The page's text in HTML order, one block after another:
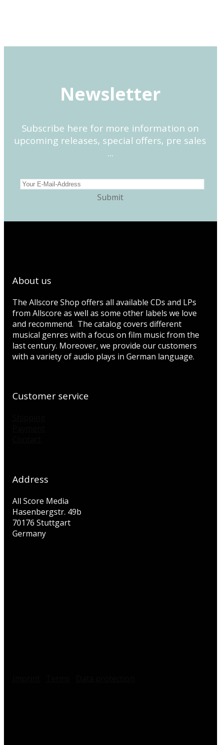
Newsletter
Subscribe here for more information on
upcoming releases, special offers, pre sales
...
About us
The Allscore Shop offers all available CDs and LPs
from Allscore as well as some other labels we love
and recommend. The catalog covers different
musical genres with a focus on film music from the
last century. Moreover, we provide our customers
with a variety of audio plays in German language.
Customer service
Address
All Score Media
Hasenbergstr. 49b
70176 Stuttgart
Germany